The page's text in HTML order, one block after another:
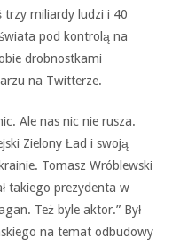
trzy miliardy ludzi i 40
pod kontrolą na
drobnostkami
na Twitterze.
Ale nas nic nie rusza.
Zielony Ład i swoją
Tomasz Wróblewski
takiego prezydenta w
Też byle aktor.” Był
na temat odbudowy